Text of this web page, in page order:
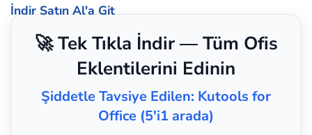
İndir Satın Al'a Git
🚀 Tek Tıkla İndir — Tüm Ofis
Eklentilerini Edinin
Şiddetle Tavsiye Edilen: Kutools for
Office (5'i1 arada)